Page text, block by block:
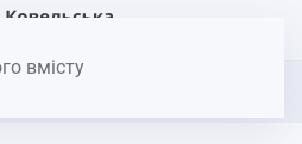
вмісту
Цюп’яшука передали необхідне